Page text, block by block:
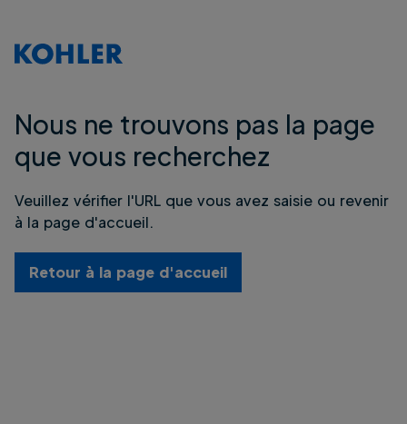
Nous ne trouvons pas la page
que vous recherchez
Veuillez vérifier l'URL que vous avez saisie ou revenir
à la page d'accueil.
Retour à la page d'accueil